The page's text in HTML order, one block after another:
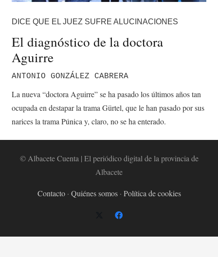
DICE QUE EL JUEZ SUFRE ALUCINACIONES
El diagnóstico de la doctora
Aguirre
ANTONIO GONZÁLEZ CABRERA
La nueva “doctora Aguirre” se ha pasado los últimos años tan
ocupada en destapar la trama Gürtel, que le han pasado por sus
narices la trama Púnica y, claro, no se ha enterado.
© Albacete Cuenta | El periódico digital de la provincia de
Albacete
Contacto· Quiénes somos· Política de cookies